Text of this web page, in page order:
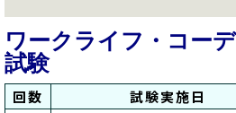
ワークライフ・コー
試験
回数
試験実施日